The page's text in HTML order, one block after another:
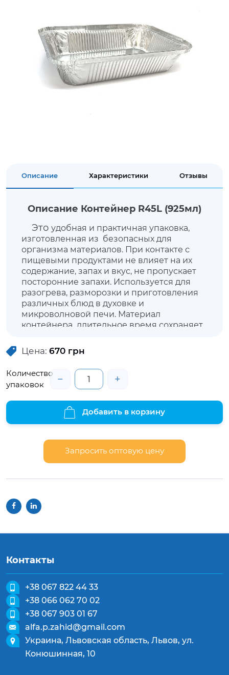
Описание Характеристики Отзывы
Описание Контейнер R45L (925мл)
Это удобная и практичная упаковка,
изготовленная из безопасных для
организма материалов. При контакте с
пищевыми продуктами не влияет на их
содержание, запах и вкус, не пропускает
посторонние запахи. Используется для
разогрева, разморозки и приготовления
различных блюд в духовке и
микроволновой печи. Материал
контейнера длительное время сохраняет
разрушается и при взаимодействии с
горячей едой не вызывает дискомфорта в
руках. Данный контейнер не имеет в
комплектации крышку, но ее можно
приобрести отдельно.
Цена: 670 грн
Количество
упаковок
− +
Добавить в корзину
Запросить оптовую цену
Контакты
+38 067 822 44 33
+38 066 062 70 02
+38 067 903 01 67
alfa.p.zahid@gmail.com
Украина, Львовская область, Львов, ул.
Конюшинная, 10